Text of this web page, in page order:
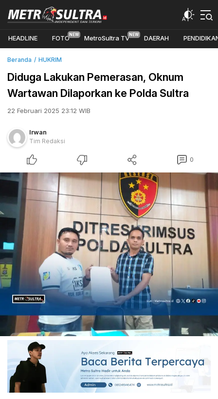
HEADLINE FOTO MetroSultra TV DAERAH
Beranda HUKRIM
Diduga Lakukan Pemerasan, Oknum
Wartawan Dilaporkan ke Polda Sultra
22 Februari 2025 23:12 WIB
Irwan
Tim Redaksi
0